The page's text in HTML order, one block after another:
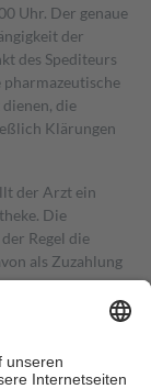
Uhr. Der genaue
der
des Spediteurs
die
Klärungen
der Arzt ein
Die
Regel die
als Zuzahlung
von zehn
die tatsächlichen